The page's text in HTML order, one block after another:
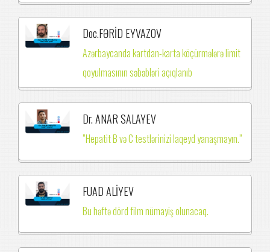
Doc.FƏRİD EYVAZOV
Azərbaycanda kartdan-karta köçürmələrə limit
qoyulmasının səbəbləri açıqlanıb
Dr. ANAR SALAYEV
”Hepatit B və C testlərinizi laqeyd yanaşmayın.”
FUAD ALİYEV
Bu həftə dörd film nümayiş olunacaq.